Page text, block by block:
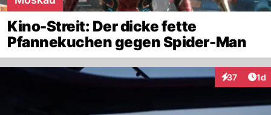
Kino-Streit: Der dicke fette
Pfannekuchen gegen Spider-Man
37 1d